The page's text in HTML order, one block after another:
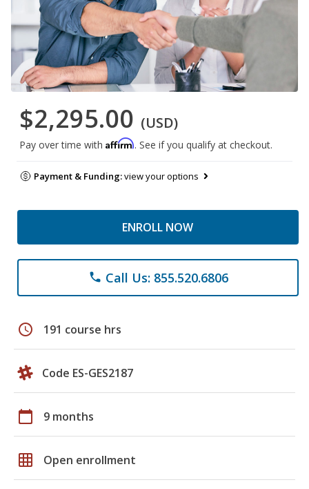
$2,295.00 (USD)
Pay over time with Affirm. See if you qualify at checkout.
Payment & Funding:view your options
ENROLL NOW
phone Call Us: 855.520.6806
schedule 191 course hrs
Code ES-GES2187
calendar_today 9 months
grid_on Open enrollment